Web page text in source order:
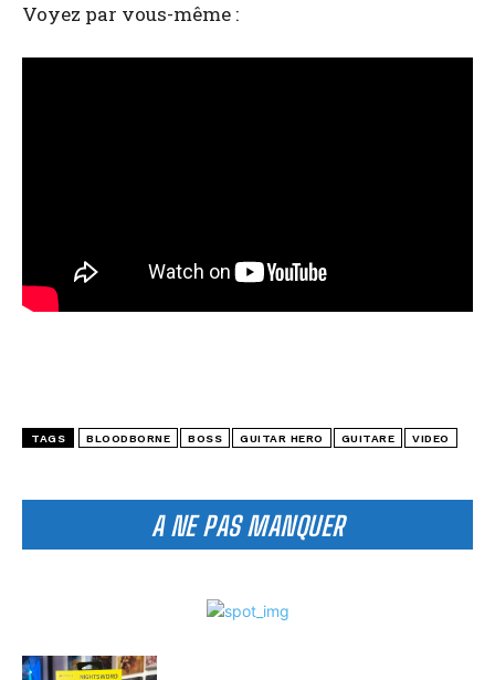
A NE PAS MANQUER
Voyez par vous-même :
TAGS BLOODBORNE BOSS GUITAR HERO GUITARE VIDEO